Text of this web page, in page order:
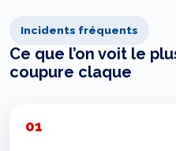
Incidents fréquents
Ce que l’on voit le
coupure claque
01